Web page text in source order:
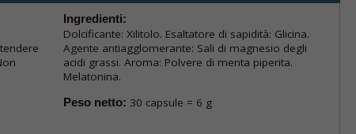
Ingredienti:
Dolcificante: Xilitolo. Esaltatore di sapidità: Glicina.
Agente antiagglomerante: Sali di magnesio degli
acidi grassi. Aroma: Polvere di menta piperita.
Melatonina.
Peso netto: 30 capsule = 6 g